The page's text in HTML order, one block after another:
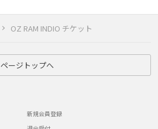
OZ RAM INDIO チケット
ページトップへ
新規会員登録